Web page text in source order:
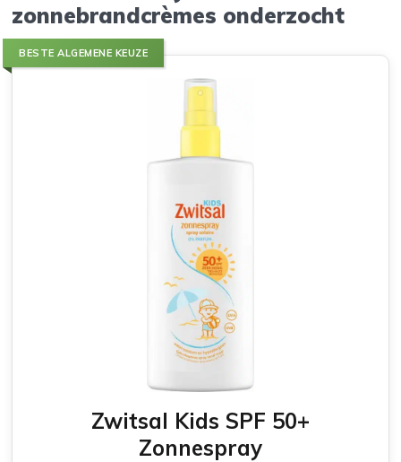
zonnebrandcrèmes onderzocht
BESTE ALGEMENE KEUZE
Zwitsal Kids SPF 50+
Zonnespray